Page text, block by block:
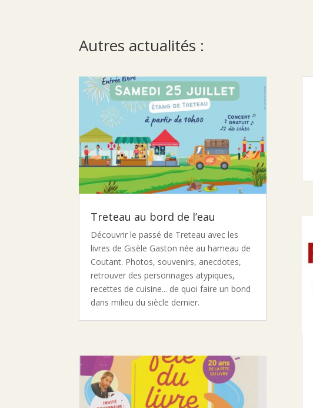
Autres actualités :
Treteau au bord de l’eau
Découvrir le passé de Treteau avec les
livres de Gisèle Gaston née au hameau de
Coutant. Photos, souvenirs, anecdotes,
retrouver des personnages atypiques,
recettes de cuisine... de quoi faire un bond
dans milieu du siècle dernier.